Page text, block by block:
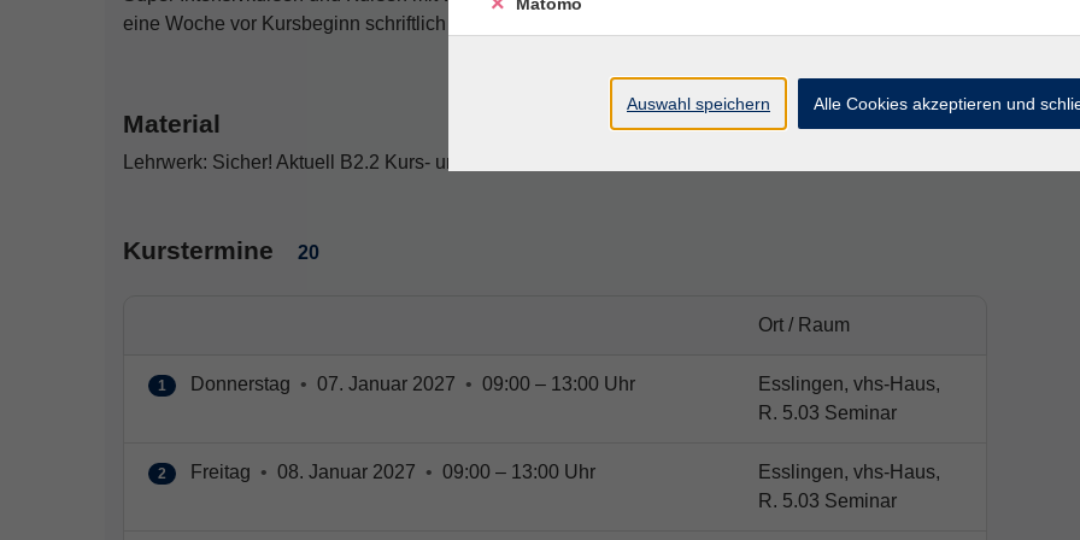
eine Woche vor Kursbeginn schriftlich gegenüber der vhs erklärt werden..
Material
Lehrwerk: Sicher! Aktuell B2.2 Kurs- und Arbeitsbuch ISBN: 978-3-19-621207-5
Kurstermine 20
Ort / Raum
1 Donnerstag • 07. Januar 2027 • 09:00 – 13:00 Uhr
Esslingen, vhs-Haus,
R. 5.03 Seminar
2 Freitag • 08. Januar 2027 • 09:00 – 13:00 Uhr
Esslingen, vhs-Haus,
R. 5.03 Seminar
Auswahl speichern Alle Cookies akzeptieren und